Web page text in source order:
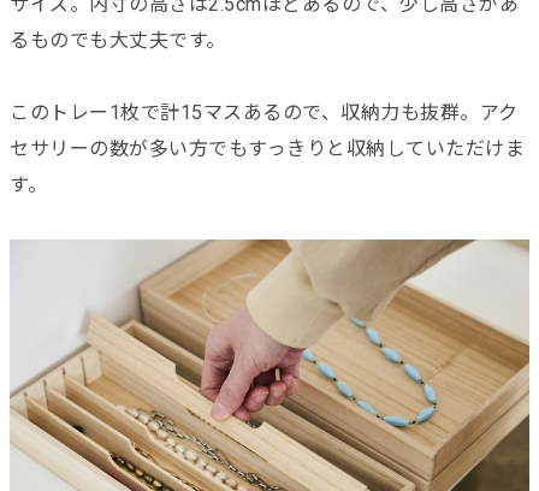
るものでも大丈夫です。
このトレー1枚で計15マスあるので、収納力も抜群。アク
セサリーの数が多い方でもすっきりと収納していただけま
す。